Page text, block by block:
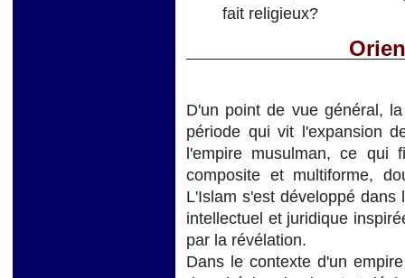
fait religieux?
D'un point de vue général,
période qui vit l'expansion
l'empire musulman, ce qui
composite et multiforme,
L'Islam s'est développé
intellectuel et juridique
par la révélation.
Dans le contexte d'un